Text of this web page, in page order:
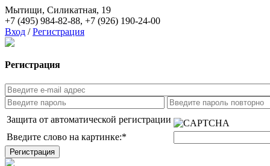
Мытищи, Силикатная, 19
+7 (495) 984-82-88, +7 (926) 190-24-00
Вход / Регистрация
Регистрация
Защита от автоматической регистрации
Введите слово на картинке:*